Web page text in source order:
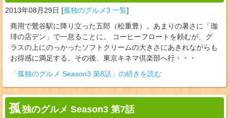
2013年08月29日 [孤独のグルメ3 一覧]
商用で鶯谷駅に降り立った五郎（松重豊）。あまりの暑さに「珈
琲の店デン」で一息ることに。 コーヒーフロートを頼むが、グ
ラスの上にのっかったソフトクリームの大きさにあきれながらも
お得感に満足する。その後、東京キネマ倶楽部へ行・・・
「孤独のグルメ Season3 第8話」の続きを読む
孤独のグルメ Season3 第7話